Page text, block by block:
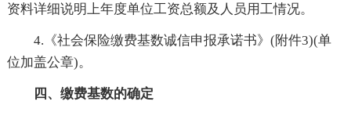
资料详细说明上年度单位工资总额及人员用工情况。
4.《社会保险缴费基数诚信申报承诺书》(附件3)(单
位加盖公章)。
四、缴费基数的确定